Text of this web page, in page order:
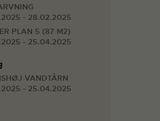
- 28.02.2025
PLAN 5 (87 M2)
- 25.04.2025
VANDTÅRN
- 25.04.2025